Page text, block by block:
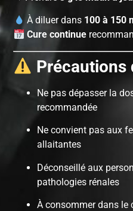
À diluer dans 100 à 150
Cure continue
Précautions
Ne pas dépasser la
recommandée
Ne convient pas aux
allaitantes
Déconseillé aux
pathologies rénales
À consommer dans le